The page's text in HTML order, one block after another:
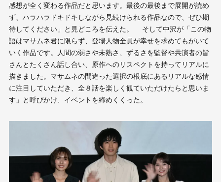
感想が全く変わる作品だと思います。最後の最後まで展開が読め
ず、ハラハラドキドキしながら見続けられる作品なので、ぜひ期
待してください」と見どころを伝えた。 そして中沢が「この物
語はマサムネ君に限らず、登場人物全員が幸せを求めてもがいて
いく作品です。人間の弱さや未熟さ、ずるさを監督や共演者の皆
さんとたくさん話し合い、原作へのリスペクトを持ってリアルに
描きました。マサムネの間違った選択の根底にあるリアルな感情
に注目していただき、全８話を楽しく観ていただけたらと思いま
す」と呼びかけ、イベントを締めくくった。